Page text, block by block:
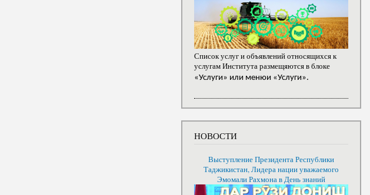
Список услуг и объявлений относящихся к
услугам Института размещяются в блоке
«Услуги» или менюи «Услуги».
НОВОСТИ
Выступление Президента Республики
Таджикистан, Лидера нации уважаемого
Эмомали Рахмона в День знаний